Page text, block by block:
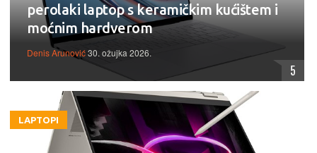
perolaki laptop s keramičkim kućištem i
moćnim hardverom
Denis Arunović30. ožujka 2026.
5
LAPTOPI